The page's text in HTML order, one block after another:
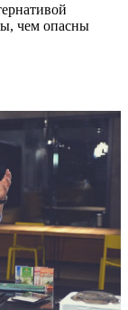
чем опасны